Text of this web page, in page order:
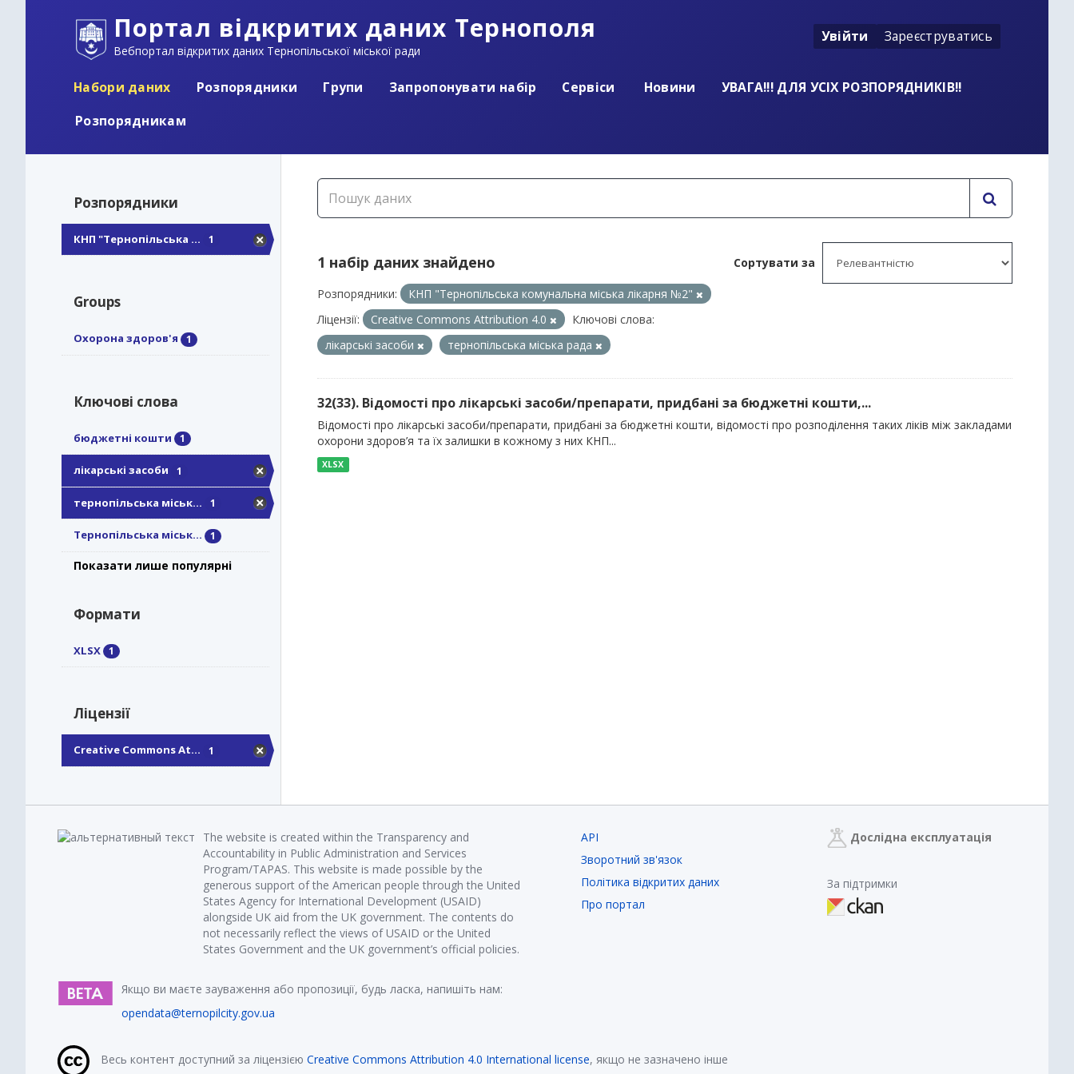
Портал відкритих даних Тернополя
Вебпортал відкритих даних Тернопільської міської ради
Увійти Зареєструватись
Набори даних Розпорядники Групи Запропонувати набір Сервіси Новини
УВАГА!!! ДЛЯ УСІХ РОЗПОРЯДНИКІВ!!
Розпорядникам
Розпорядники
КНП "Тернопільська ... 1
Groups
Охорона здоров'я 1
Ключові слова
бюджетні кошти 1
лікарські засоби 1
тернопільська міськ... 1
Тернопільська міськ... 1
Показати лише популярні
Формати
XLSX 1
Ліцензії
Creative Commons At... 1
Сортувати за
1 набір даних знайдено
Розпорядники:
КНП "Тернопільська комунальна міська лікарня №2"
Ліцензії:
Creative Commons Attribution 4.0
Ключові слова:
лікарські засоби
тернопільська міська рада
32(33). Відомості про лікарські засоби/препарати, придбані за бюджетні кошти,...
Відомості про лікарські засоби/препарати, придбані за бюджетні кошти, відомості про розподілення таких ліків між закладами
охорони здоров’я та їх залишки в кожному з них КНП...
XLSX
The website is created within the Transparency and
Accountability in Public Administration and Services
Program/TAPAS. This website is made possible by the
generous support of the American people through the United
States Agency for International Development (USAID)
alongside UK aid from the UK government. The contents do
not necessarily reflect the views of USAID or the United
States Government and the UK government’s official policies.
Якщо ви маєте зауваження або пропозиції, будь ласка, напишіть нам:
opendata@ternopilcity.gov.ua
API
Зворотний зв'язок
Політика відкритих даних
Про портал
Дослідна експлуатація
За підтримки
Весь контент доступний за ліцензією Creative Commons Attribution 4.0 International license, якщо не зазначено інше